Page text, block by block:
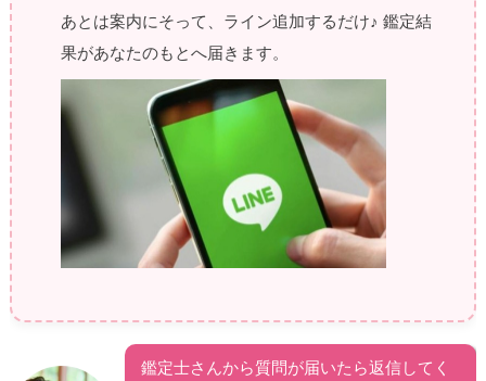
あとは案内にそって、ライン追加するだけ♪ 鑑定結
果があなたのもとへ届きます。
鑑定士さんから質問が届いたら返信してく